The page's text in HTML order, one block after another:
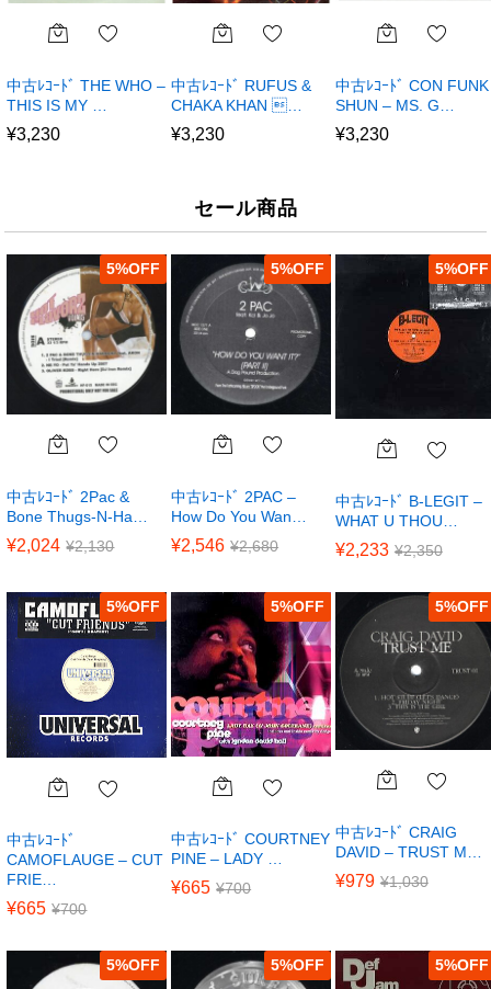
中古ﾚｺｰﾄﾞ THE WHO –
THIS IS MY …
¥3,230
中古ﾚｺｰﾄﾞ RUFUS &
CHAKA KHAN …
¥3,230
中古ﾚｺｰﾄﾞ CON FUNK
SHUN – MS. G…
¥3,230
セール商品
5%
中古ﾚｺｰﾄﾞ 2Pac &
Bone Thugs-N-Ha…
¥2,024 ¥2,130
5%
中古ﾚｺｰﾄﾞ 2PAC –
How Do You Wan…
¥2,546 ¥2,680
5%
中古ﾚｺｰﾄﾞ B-LEGIT –
WHAT U THOU…
¥2,233 ¥2,350
5%
中古ﾚｺｰﾄﾞ
CAMOFLAUGE – CUT
FRIE…
¥665 ¥700
5%
中古ﾚｺｰﾄﾞ COURTNEY
PINE – LADY …
¥665 ¥700
5%
中古ﾚｺｰﾄﾞ CRAIG
DAVID – TRUST M…
¥979 ¥1,030
5% 5% 5%